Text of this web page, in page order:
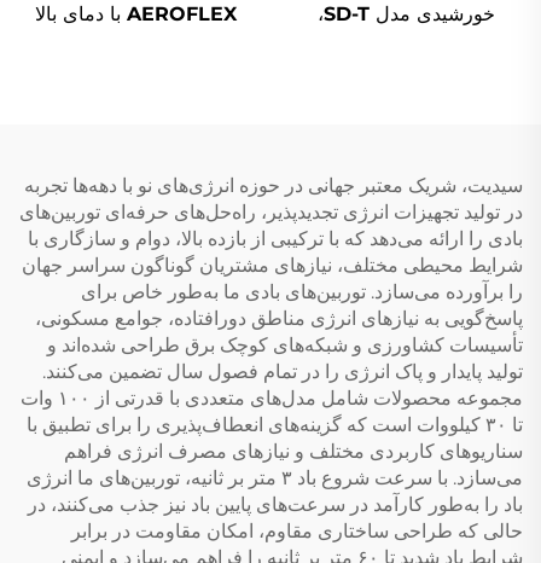
خورشیدی مدل SD-T،
هتل‌ها
AEROFLEX با دمای بالا
سیدیت، شریک معتبر جهانی در حوزه انرژی‌های نو با دهه‌ها تجربه
در تولید تجهیزات انرژی تجدیدپذیر، راه‌حل‌های حرفه‌ای توربین‌های
بادی را ارائه می‌دهد که با ترکیبی از بازده بالا، دوام و سازگاری با
شرایط محیطی مختلف، نیازهای مشتریان گوناگون سراسر جهان
را برآورده می‌سازد. توربین‌های بادی ما به‌طور خاص برای
پاسخ‌گویی به نیازهای انرژی مناطق دورافتاده، جوامع مسکونی،
تأسیسات کشاورزی و شبکه‌های کوچک برق طراحی شده‌اند و
تولید پایدار و پاک انرژی را در تمام فصول سال تضمین می‌کنند.
مجموعه محصولات شامل مدل‌های متعددی با قدرتی از ۱۰۰ وات
تا ۳۰ کیلووات است که گزینه‌های انعطاف‌پذیری را برای تطبیق با
سناریوهای کاربردی مختلف و نیازهای مصرف انرژی فراهم
می‌سازد. با سرعت شروع باد ۳ متر بر ثانیه، توربین‌های ما انرژی
باد را به‌طور کارآمد در سرعت‌های پایین باد نیز جذب می‌کنند، در
حالی که طراحی ساختاری مقاوم، امکان مقاومت در برابر
شرایط باد شدید تا ۶۰ متر بر ثانیه را فراهم می‌سازد و ایمنی